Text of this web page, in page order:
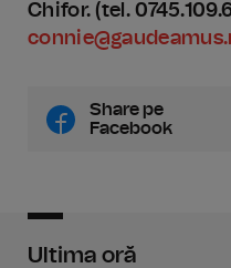
Chifor. (tel.
Share pe
Facebook
Ultima oră